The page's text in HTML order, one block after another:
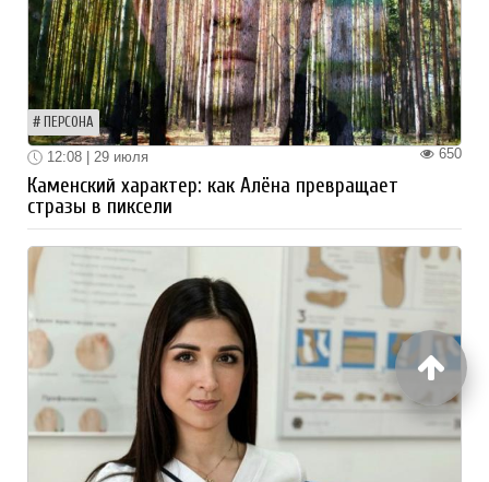
ПЕРСОНА
650
12:08 | 29 июля
Каменский характер: как Алёна превращает
стразы в пиксели